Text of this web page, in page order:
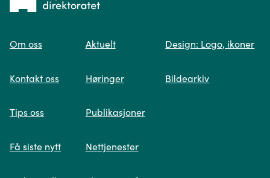
Spør oss
søk og viser deg vår mest relevante
forsiden
Om oss
Kontakt oss
Tips oss
Få siste nytt
Aktuelt
Høringer
Publikasjoner
Nettjenester
Design: Logo, ikoner
Bildearkiv